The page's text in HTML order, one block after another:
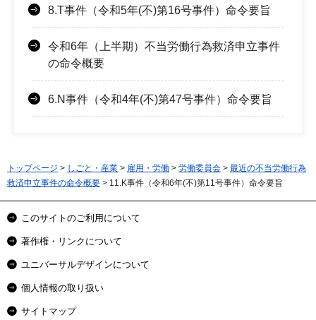
8.T事件（令和5年(不)第16号事件）命令要旨
令和6年（上半期）不当労働行為救済申立事件
の命令概要
6.N事件（令和4年(不)第47号事件）命令要旨
トップページ > しごと・産業 > 雇用・労働 > 労働委員会 > 最近の不当労働行為
救済申立事件の命令概要 > 11.K事件（令和6年(不)第11号事件）命令要旨
このサイトのご利用について
著作権・リンクについて
ユニバーサルデザインについて
個人情報の取り扱い
サイトマップ